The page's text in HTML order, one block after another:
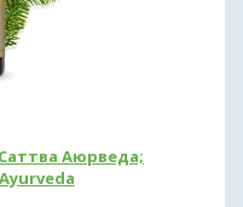
Аюрведа;